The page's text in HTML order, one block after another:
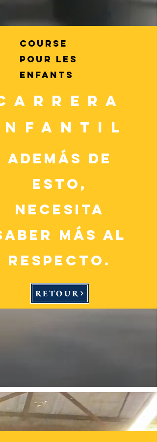
COURSE
POUR LES
ENFANTS
Además de
esto,
necesita
más al
respecto.
RETOUR